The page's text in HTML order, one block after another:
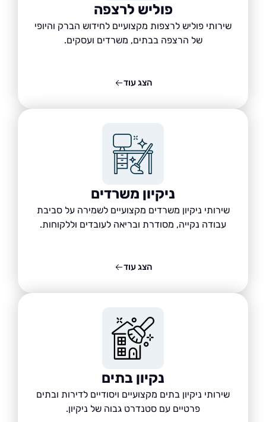
פוליש לרצפה
שירותי פוליש לרצפות מקצועיים לחידוש הברק והיופי
של הרצפה בבתים, משרדים ועסקים.
ניקיון משרדים
שירותי ניקיון משרדים מקצועיים לשמירה על סביבת
עבודה נקייה, מסודרת ובריאה לעובדים וללקוחות.
נקיון בתים
שירותי ניקיון בתים מקצועיים ויסודיים לדירות ובתים
פרטיים עם סטנדרט גבוה של ניקיון.